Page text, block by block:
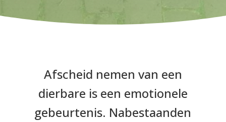
Afscheid nemen van een
dierbare is een emotionele
gebeurtenis. Nabestaanden